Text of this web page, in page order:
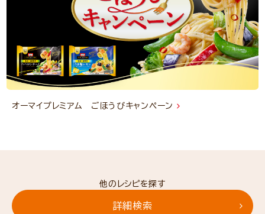
オーマイプレミアム ごほうびキャンペーン
他のレシピを探す
詳細検索